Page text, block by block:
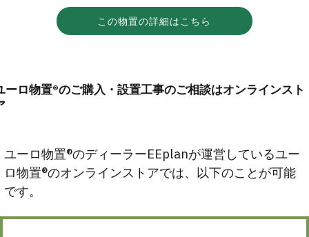
この物置の詳細はこちら
ーロ物置®のご購入・設置工事のご相談はオンラインスト
ユーロ物置®のディーラーEEplanが運営しているユー
ロ物置®のオンラインストアでは、以下のことが可能
です。